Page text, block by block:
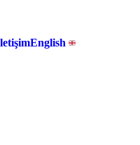
English